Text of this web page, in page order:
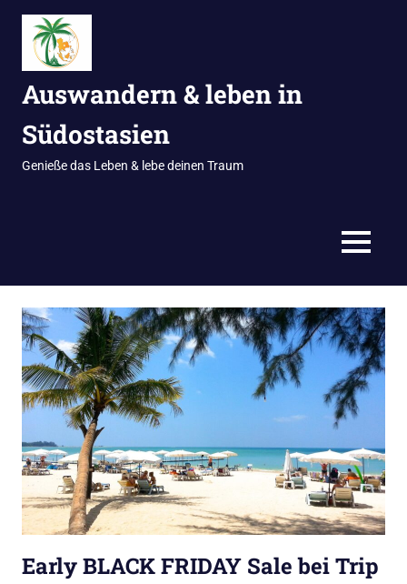
Zum
Inhalt
springen
Auswandern & leben in
Südostasien
Genieße das Leben & lebe deinen Traum
MENÜ
Early BLACK FRIDAY Sale bei Trip